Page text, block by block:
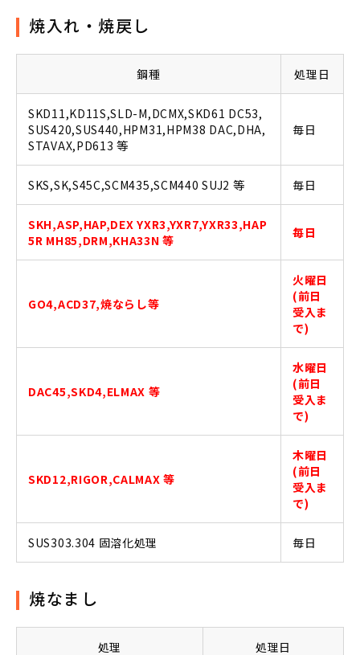
焼入れ・焼戻し
鋼種 処理日
SKD11,KD11S,SLD-M,DCMX,SKD61 DC53,
SUS420,SUS440,HPM31,HPM38 DAC,DHA,
STAVAX,PD613 等
毎日
SKS,SK,S45C,SCM435,SCM440 SUJ2 等 毎日
SKH,ASP,HAP,DEX YXR3,YXR7,YXR33,HAP
5R MH85,DRM,KHA33N 等
毎日
GO4,ACD37,焼ならし等
火曜日
(前日
受入ま
で)
DAC45,SKD4,ELMAX 等
水曜日
(前日
受入ま
で)
SKD12,RIGOR,CALMAX 等
木曜日
(前日
受入ま
で)
SUS303.304 固溶化処理 毎日
焼なまし
処理 処理日